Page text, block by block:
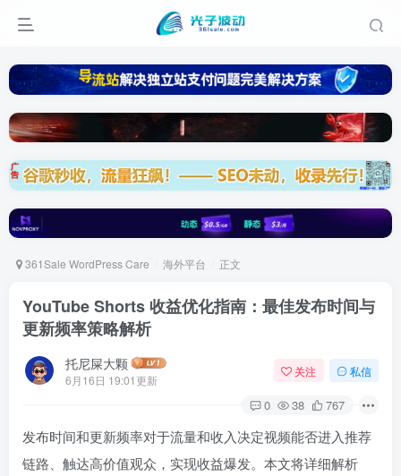
361Sale WordPress Care 海外平台 正文
YouTube Shorts 收益优化指南：最佳发布时间与
更新频率策略解析
托尼屎大颗
6月16日 19:01更新
关注 私信
0 38 767
发布时间和更新频率对于流量和收入决定视频能否进入推荐
链路、触达高价值观众，实现收益爆发。本文将详细解析